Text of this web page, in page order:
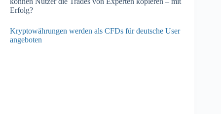
Erfolg?
Kryptowährungen werden als CFDs für deutsche User
angeboten